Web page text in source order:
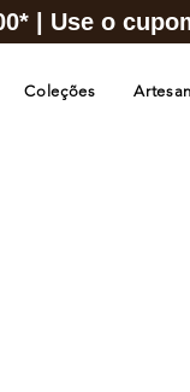
Coleções
| Use o